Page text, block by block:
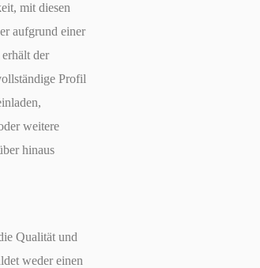
mit diesen
aufgrund einer
der
Profil
weitere
hinaus
Qualität und
weder einen